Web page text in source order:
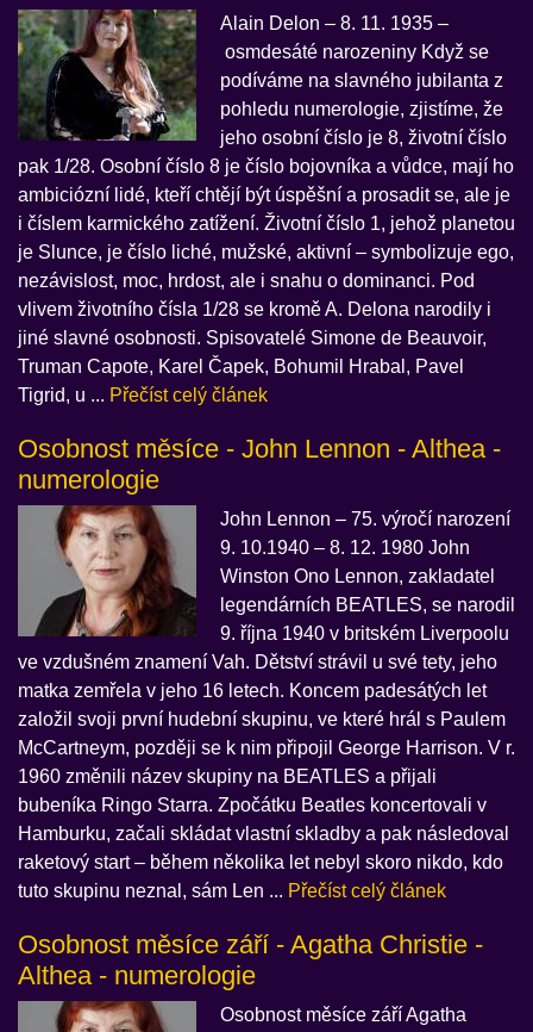
Alain Delon – 8. 11. 1935 –
osmdesáté narozeniny Když se
podíváme na slavného jubilanta z
pohledu numerologie, zjistíme, že
jeho osobní číslo je 8, životní číslo
pak 1/28. Osobní číslo 8 je číslo bojovníka a vůdce, mají ho
ambiciózní lidé, kteří chtějí být úspěšní a prosadit se, ale je
i číslem karmického zatížení. Životní číslo 1, jehož planetou
je Slunce, je číslo liché, mužské, aktivní – symbolizuje ego,
nezávislost, moc, hrdost, ale i snahu o dominanci. Pod
vlivem životního čísla 1/28 se kromě A. Delona narodily i
jiné slavné osobnosti. Spisovatelé Simone de Beauvoir,
Truman Capote, Karel Čapek, Bohumil Hrabal, Pavel
Tigrid, u ... Přečíst celý článek
Osobnost měsíce - John Lennon - Althea -
numerologie
John Lennon – 75. výročí narození
9. 10.1940 – 8. 12. 1980 John
Winston Ono Lennon, zakladatel
legendárních BEATLES, se narodil
9. října 1940 v britském Liverpoolu
ve vzdušném znamení Vah. Dětství strávil u své tety, jeho
matka zemřela v jeho 16 letech. Koncem padesátých let
založil svoji první hudební skupinu, ve které hrál s Paulem
McCartneym, později se k nim připojil George Harrison. V r.
1960 změnili název skupiny na BEATLES a přijali
bubeníka Ringo Starra. Zpočátku Beatles koncertovali v
Hamburku, začali skládat vlastní skladby a pak následoval
raketový start – během několika let nebyl skoro nikdo, kdo
tuto skupinu neznal, sám Len ... Přečíst celý článek
Osobnost měsíce září - Agatha Christie -
Althea - numerologie
Osobnost měsíce září Agatha